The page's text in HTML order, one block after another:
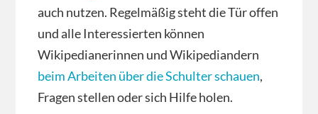
auch nutzen. Regelmäßig steht die Tür offen
und alle Interessierten können
Wikipedianerinnen und Wikipediandern
beim Arbeiten über die Schulter schauen,
Fragen stellen oder sich Hilfe holen.